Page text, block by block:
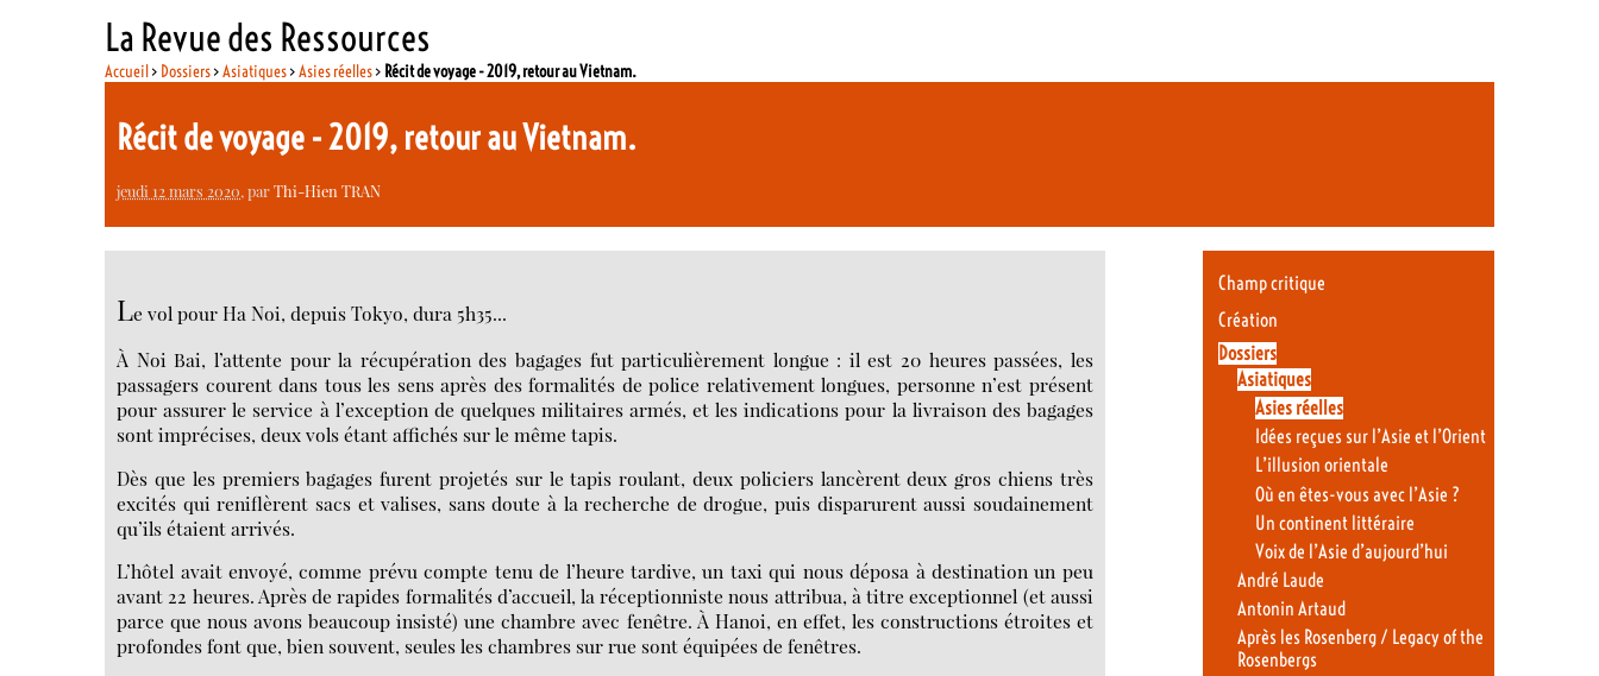
La Revue des Ressources
Accueil> Dossiers>Asiatiques>Asies réelles> Récit de voyage - 2019, retour au Vietnam.
Récit de voyage - 2019, retour au Vietnam.
jeudi 12 mars 2020, parThi-Hien TRAN
Le vol pour Ha Noi, depuis Tokyo, dura 5h35...
À Noi Bai, l’attente pour la récupération des bagages fut particulièrement longue : il est 20 heures passées, les
passagers courent dans tous les sens après des formalités de police relativement longues, personne n’est présent
pour assurer le service à l’exception de quelques militaires armés, et les indications pour la livraison des bagages
sont imprécises, deux vols étant affichés sur le même tapis.
Dès que les premiers bagages furent projetés sur le tapis roulant, deux policiers lancèrent deux gros chiens très
excités qui reniflèrent sacs et valises, sans doute à la recherche de drogue, puis disparurent aussi soudainement
qu’ils étaient arrivés.
L’hôtel avait envoyé, comme prévu compte tenu de l’heure tardive, un taxi qui nous déposa à destination un peu
avant 22 heures. Après de rapides formalités d’accueil, la réceptionniste nous attribua, à titre exceptionnel (et aussi
parce que nous avons beaucoup insisté) une chambre avec fenêtre. À Hanoi, en effet, les constructions étroites et
profondes font que, bien souvent, seules les chambres sur rue sont équipées de fenêtres.
Champ critique
Création
Dossiers
Asiatiques
Asies réelles
Idées reçues sur l’Asie et l’Orient
L’illusion orientale
Où en êtes-vous avec l’Asie ?
Un continent littéraire
Voix de l’Asie d’aujourd’hui
André Laude
Antonin Artaud
Après les Rosenberg / Legacy of the
Rosenbergs